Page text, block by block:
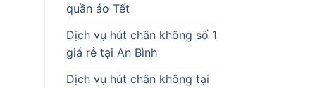
quần áo Tết
Dịch vụ hút chân không số 1
giá rẻ tại An Bình
Dịch vụ hút chân không tại